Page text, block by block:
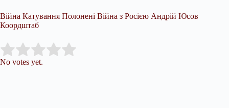
Війна Катування Полонені Війна з Росією Андрій Юсов
Коордштаб
Rate this item:
No votes yet.